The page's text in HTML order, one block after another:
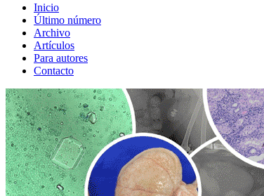
Inicio
Último número
Archivo
Artículos
Para autores
Contacto